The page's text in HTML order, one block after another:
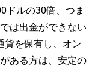
ドルの30倍、つま
は出金ができない
貨を保有し、オン
ある方は、安定の